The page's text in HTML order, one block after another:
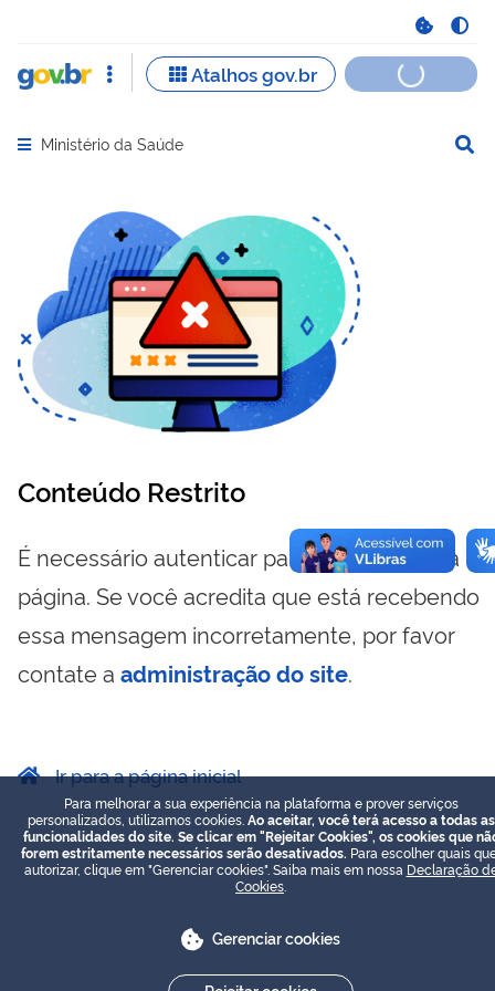
Abrir menu principal de navegação
Ministério da Saúde
Conteúdo Restrito
É necessário autenticar para visualizar essa
página. Se você acredita que está recebendo
essa mensagem incorretamente, por favor
contate a administração do site.
Ir para a página inicial
Para melhorar a sua experiência na plataforma e prover serviços
personalizados, utilizamos cookies. Ao aceitar, você terá acesso a todas as
funcionalidades do site. Se clicar em "Rejeitar Cookies", os cookies que
forem estritamente necessários serão desativados. Para escolher quais
autorizar, clique em "Gerenciar cookies". Saiba mais em nossa Declaração
Cookies
Gerenciar cookies